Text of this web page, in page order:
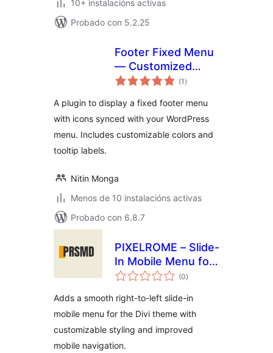
10+ instalacións activas
Probado con 5.2.25
Footer Fixed Menu
— Customized
Bottom Navigation
(1 valoracións
totais
)
A plugin to display a fixed footer menu
with icons synced with your WordPress
menu. Includes customizable colors and
tooltip labels.
Nitin Monga
Menos de 10 instalacións activas
Probado con 6.8.7
PIXELROME – Slide-
In Mobile Menu for
Divi
(0valoracións
totais
)
Adds a smooth right-to-left slide-in
mobile menu for the Divi theme with
customizable styling and improved
mobile navigation.